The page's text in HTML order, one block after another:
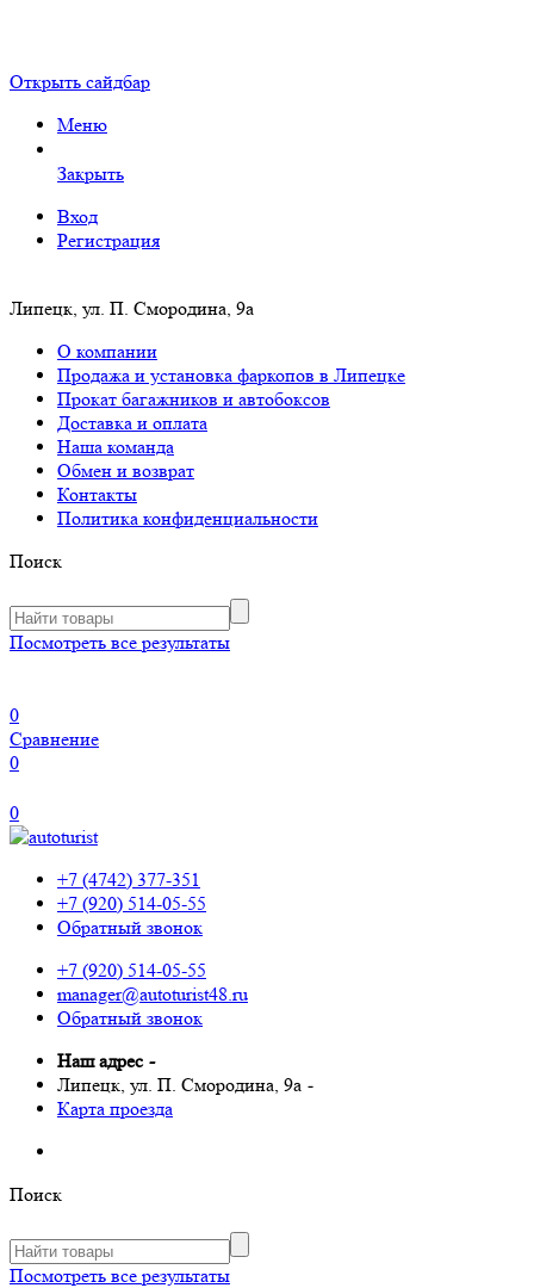
Открыть сайдбар
Меню
Закрыть
Вход
Регистрация
Липецк, ул. П. Смородина, 9а
О компании
Продажа и установка фаркопов в Липецке
Прокат багажников и автобоксов
Доставка и оплата
Наша команда
Обмен и возврат
Контакты
Политика конфиденциальности
Поиск
Посмотреть все результаты
0
Сравнение
0
0
+7 (4742) 377-351
+7 (920) 514-05-55
Обратный звонок
+7 (920) 514-05-55
manager@autoturist48.ru
Обратный звонок
Наш адрес -
Липецк, ул. П. Смородина, 9а -
Карта проезда
Поиск
Посмотреть все результаты